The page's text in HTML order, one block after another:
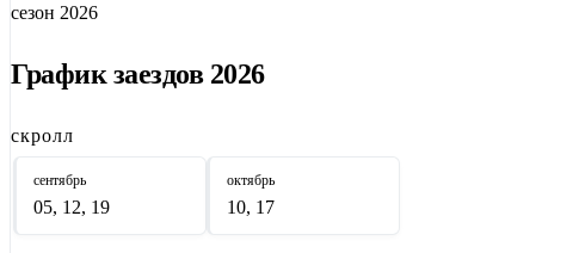
сезон 2026
График заездов 2026
скролл
сентябрь
05, 12, 19
октябрь
10, 17